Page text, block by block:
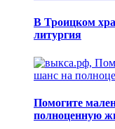
В Троицком
литургия
Помогите
полноценную